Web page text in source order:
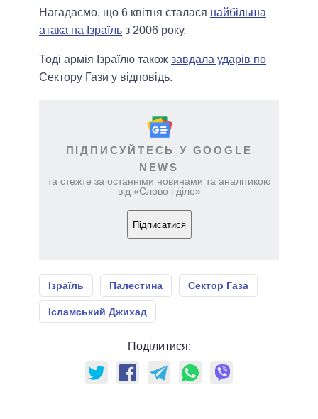
Нагадаємо, що 6 квітня сталася найбільша
атака на Ізраїль з 2006 року.
Тоді армія Ізраїлю також завдала ударів по
Сектору Гази у відповідь.
ПІДПИСУЙТЕСЬ У GOOGLE
NEWS
та стежте за останніми новинами та аналітикою
від «Слово і діло»
Підписатися
Ізраїль Палестина Сектор Газа
Ісламський Джихад
Поділитися: